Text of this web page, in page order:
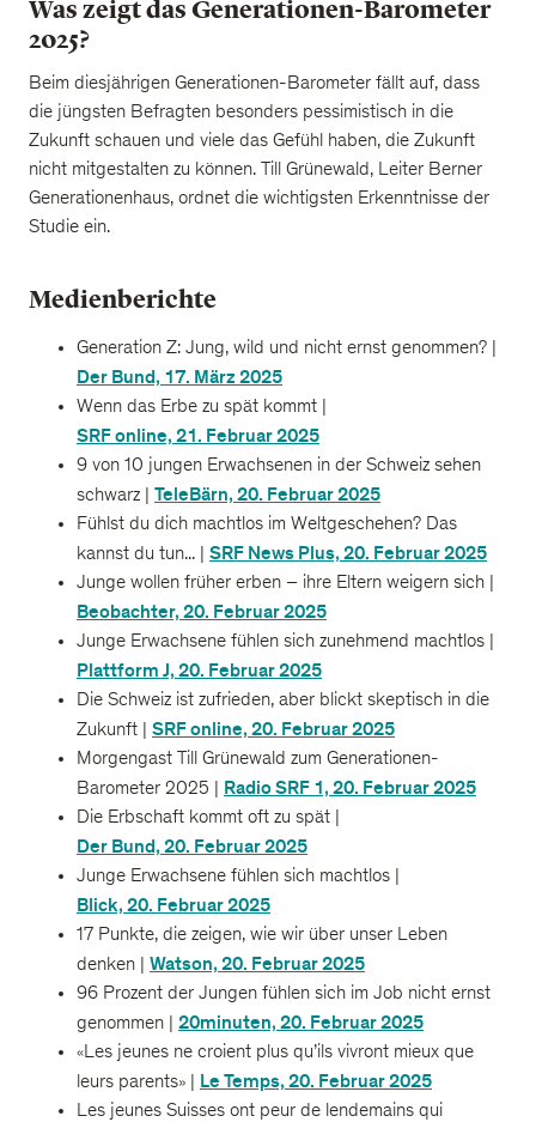
Was zeigt das Generationen-Barometer
2025?
Beim diesjährigen Generationen-Barometer fällt auf, dass
die jüngsten Befragten besonders pessimistisch in die
Zukunft schauen und viele das Gefühl haben, die Zukunft
nicht mitgestalten zu können. Till Grünewald, Leiter Berner
Generationenhaus, ordnet die wichtigsten Erkenntnisse der
Studie ein.
Medienberichte
Generation Z: Jung, wild und nicht ernst genommen? |
Der Bund, 17. März 2025
Wenn das Erbe zu spät kommt |
SRF online, 21. Februar 2025
9 von 10 jungen Erwachsenen in der Schweiz sehen
schwarz | TeleBärn, 20. Februar 2025
Fühlst du dich machtlos im Weltgeschehen? Das
kannst du tun... | SRF News Plus, 20. Februar 2025
Junge wollen früher erben – ihre Eltern weigern sich |
Beobachter, 20. Februar 2025
Junge Erwachsene fühlen sich zunehmend machtlos |
Plattform J, 20. Februar 2025
Die Schweiz ist zufrieden, aber blickt skeptisch in die
Zukunft | SRF online, 20. Februar 2025
Morgengast Till Grünewald zum Generationen-
Barometer 2025 | Radio SRF 1, 20. Februar 2025
Die Erbschaft kommt oft zu spät |
Der Bund, 20. Februar 2025
Junge Erwachsene fühlen sich machtlos |
Blick, 20. Februar 2025
17 Punkte, die zeigen, wie wir über unser Leben
denken | Watson, 20. Februar 2025
96 Prozent der Jungen fühlen sich im Job nicht ernst
genommen | 20minuten, 20. Februar 2025
«Les jeunes ne croient plus qu’ils vivront mieux que
leurs parents» | Le Temps, 20. Februar 2025
Les jeunes Suisses ont peur de lendemains qui